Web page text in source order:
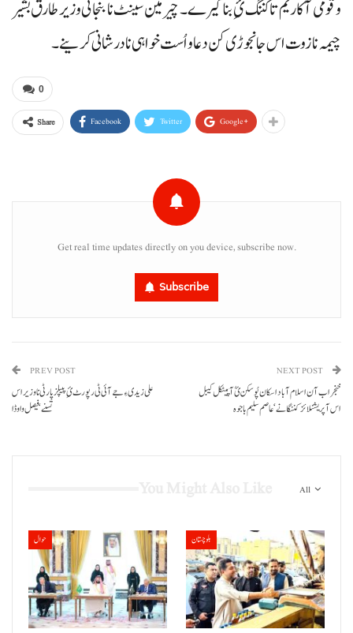
و قومی آ کاریم تا کننگ ئِ بنا کیرے۔ چیرمین سینٹ نا بنجائی وزیر طارق بشیر
چیمہ نا زوت اس جانجوڑی کن دعا و اُست خواہی نا درشانی کرینے۔
0
Share Facebook Twitter Google+
Get real time updates directly on you device, subscribe now.
Subscribe
PREV POST
علی زیدی ءِ جے آئی ٹی رپورٹ ئِ پیپلزپارٹی نا وزیر اس
تسنے‘ فیصل واوڈا
NEXT POST
خنجراب آن اسلا م آباد اسکان پُوسکن ئُ آپیٹکل کیبل
اس آپریشنلائز کننگانے‘ عاصم سلیم باجوہ
All
حوال بلوچستان